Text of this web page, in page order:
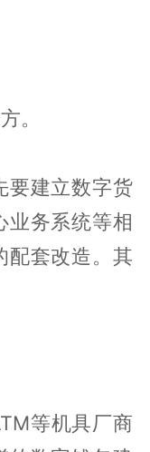
。
要建立数字货
业务系统等相
配套改造。其
等机具厂商